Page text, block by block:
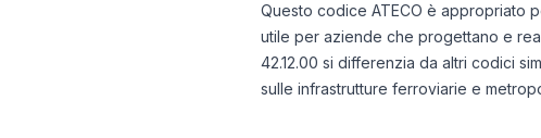
Questo codice ATECO è appropriato
utile per aziende che progettano e
42.12.00 si differenzia da altri codici
sulle infrastrutture ferroviarie e